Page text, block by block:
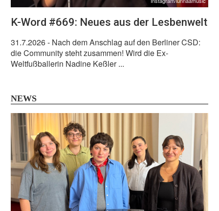
K-Word #669: Neues aus der Lesbenwelt
31.7.2026- Nach dem Anschlag auf den Berliner CSD:
die Community steht zusammen! Wird die Ex-
Weltfußballerin Nadine Keßler ...
NEWS